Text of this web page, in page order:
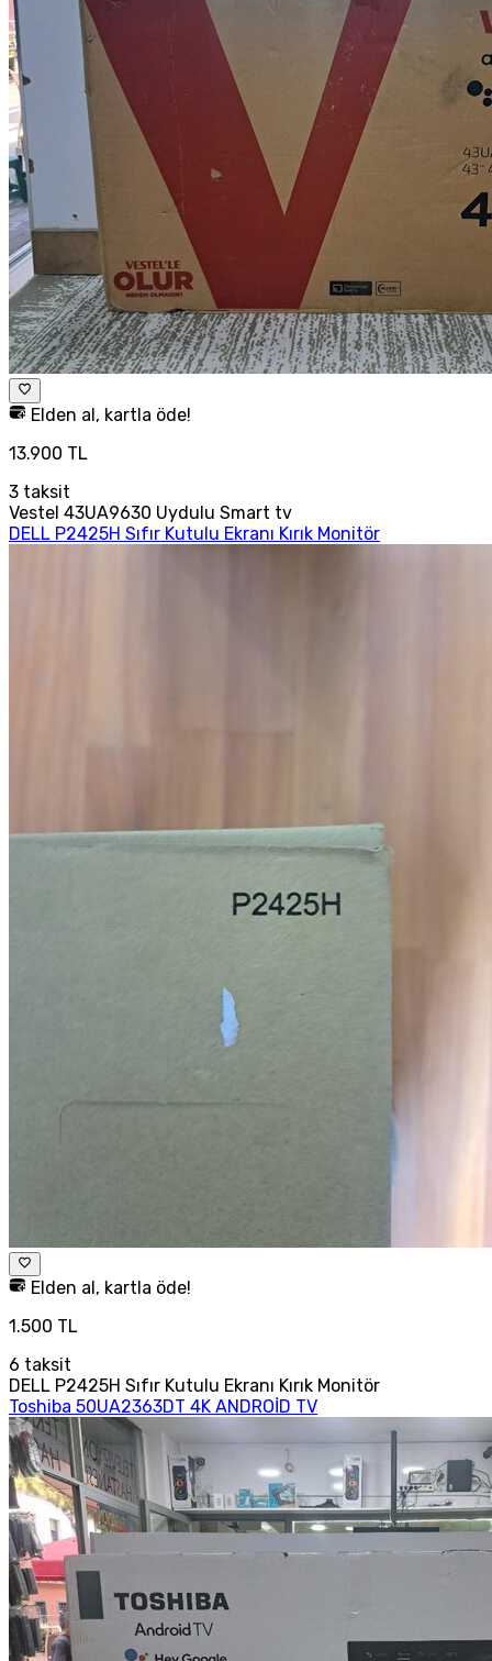
Elden al, kartla öde!
13.900 TL
3 taksit
Vestel 43UA9630 Uydulu Smart tv
DELL P2425H Sıfır Kutulu Ekranı Kırık Monitör
Elden al, kartla öde!
1.500 TL
6 taksit
DELL P2425H Sıfır Kutulu Ekranı Kırık Monitör
Toshiba 50UA2363DT 4K ANDROİD TV